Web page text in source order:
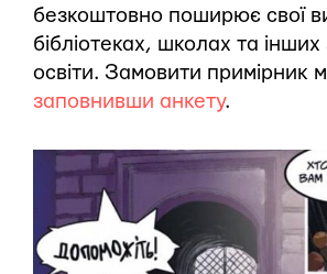
безкоштовно поширює свої
бібліотеках, школах та
освіти. Замовити примірник
заповнивши анкету.